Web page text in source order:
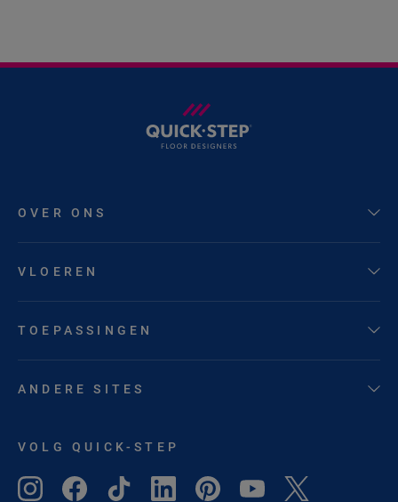
OVER ONS
VLOEREN
TOEPASSINGEN
ANDERE SITES
VOLG QUICK-STEP